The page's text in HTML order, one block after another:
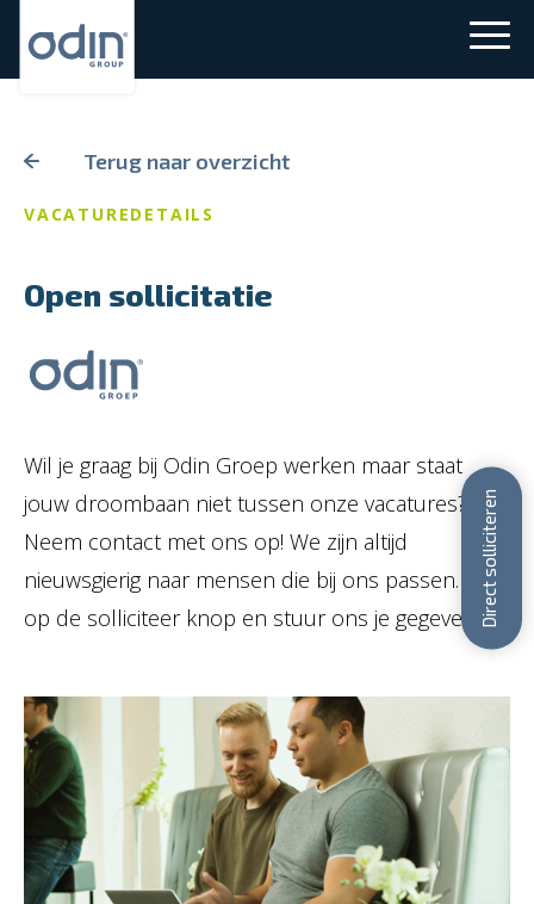
Terug naar overzicht
VACATUREDETAILS
Open sollicitatie
Wil je graag bij Odin Groep werken maar staat
jouw droombaan niet tussen onze vacatures?
Neem contact met ons op! We zijn altijd
nieuwsgierig naar mensen die bij ons passen. Klik
op de solliciteer knop en stuur ons je gegevens.Direct solliciteren